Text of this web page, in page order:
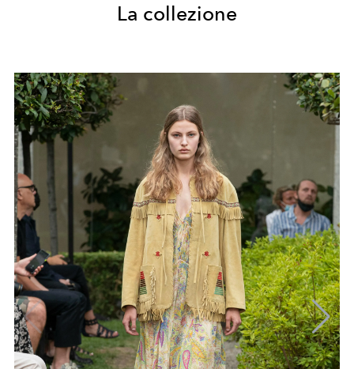
La collezione